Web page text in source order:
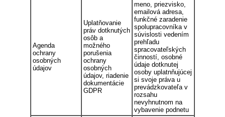
Agenda
ochrany
osobných
údajov
Uplatňovanie
práv dotknutých
osôb a
možného
porušenia
ochrany
osobných
údajov, riadenie
dokumentácie
GDPR
meno, priezvisko,
emailová adresa,
funkčné zaradenie
spolupracovníka v
súvislosti vedením
prehľadu
spracovateľských
činností, osobné
údaje dotknutej
osoby uplatnňujúcej
si svoje práva u
prevádzkovateľa v
rozsahu
nevyhnutnom na
vybavenie podnetu